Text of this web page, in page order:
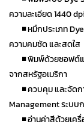
ความละเอียด 1440
◾หมึกประเภท
ความคมชัด และสดใส
◾พิมพ์ด้วยซอฟต์แ
จากสหรัฐอเมริกา
◾ควบคุม และจัดก
Management ระบบ
◾อ่านค่าสีด้วยเค